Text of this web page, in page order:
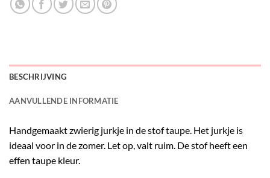
BESCHRIJVING
AANVULLENDE INFORMATIE
Handgemaakt zwierig jurkje in de stof taupe. Het jurkje is
ideaal voor in de zomer. Let op, valt ruim. De stof heeft een
effen taupe kleur.